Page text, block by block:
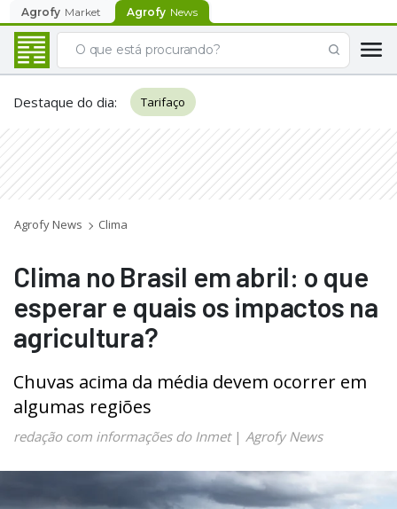
Agrofy Market Agrofy News
Destaque do dia: Tarifaço
Agrofy News Clima
Clima no Brasil em abril: o que
esperar e quais os impactos na
agricultura?
Chuvas acima da média devem ocorrer em
algumas regiões
redação com informações do Inmet| Agrofy News